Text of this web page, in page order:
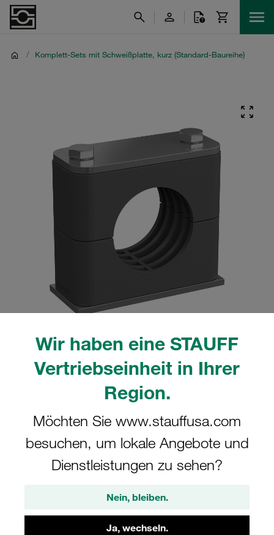
Wir haben eine STAUFF
Vertriebseinheit in Ihrer
Region.
Möchten Sie www.stauffusa.com
besuchen, um lokale Angebote und
Dienstleistungen zu sehen?
Nein, bleiben.
Ja, wechseln.
/ Komplett-Sets mit Schweißplatte, kurz (Standard-Baureihe)
tatsächlichen Produkt abweichen.
Mehr anzeigen
Komplettschelle Standard-Baureihe Gr.
2 Ø16mm Polyamid W5 Anschweißpl.,
kurz Deckpl., AS-Schraube gerippt, mit
Vorspannung
SP-216-PA-DP-AS-M-W5
STAUFF Materialnr. 1110001024